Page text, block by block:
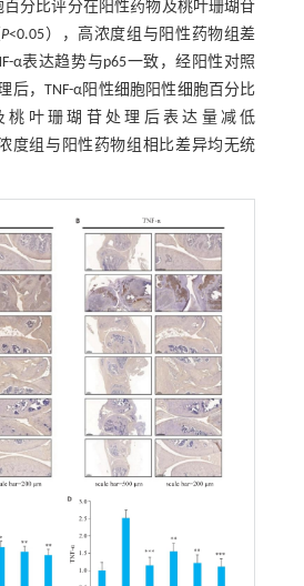
百分比评分在阳性药物及桃叶珊瑚苷
P<0.05），高浓度组与阳性药物组差
α表达趋势与p65一致，经阳性对照
后，TNF-α阳性细胞阳性细胞百分比
桃叶珊瑚苷处理后表达量减低
度组与阳性药物组相比差异均无统